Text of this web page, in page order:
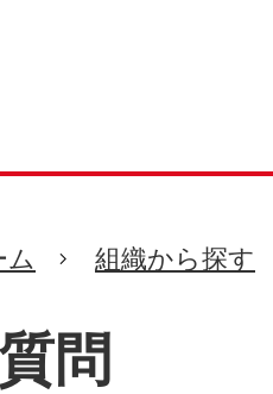
ム 組織から探す
問